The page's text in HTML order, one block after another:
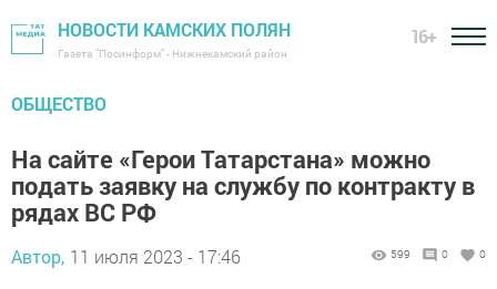
НОВОСТИ КАМСКИХ ПОЛЯН
Газета "Посинформ" - Нижнекамский район
16+
ОБЩЕСТВО
На сайте «Герои Татарстана» можно
подать заявку на службу по контракту в
рядах ВС РФ
Автор, 11 июля 2023 - 17:46 599 0 0